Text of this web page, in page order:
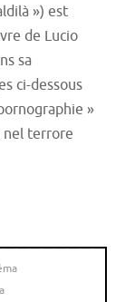
») est
de Lucio
sa
ci-dessous
»
nel terrore